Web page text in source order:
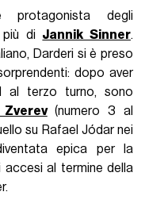
degli
più di Jannik Sinner.
Darderi si è preso
dopo aver
al terzo turno, sono
Zverev(numero 3 al
su Rafael Jódar nei
epica per la
accesi al termine della